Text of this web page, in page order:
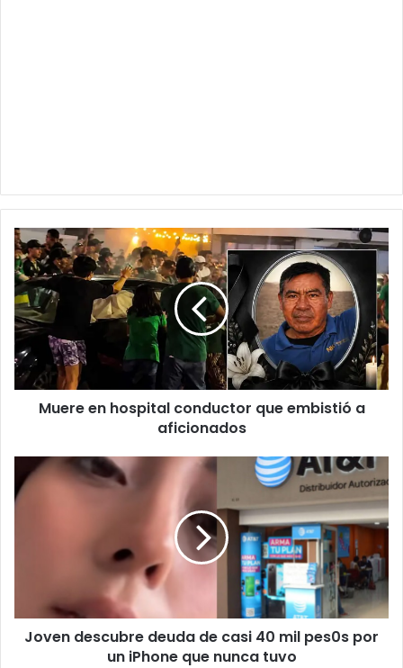
Muere
en
hospital
conductor
que
embistió
a
aficionados
Muere en hospital conductor que embistió a
aficionados
Joven
descubre
deuda
por
Joven descubre deuda de casi 40 mil pes0s por
un iPhone que nunca tuvo